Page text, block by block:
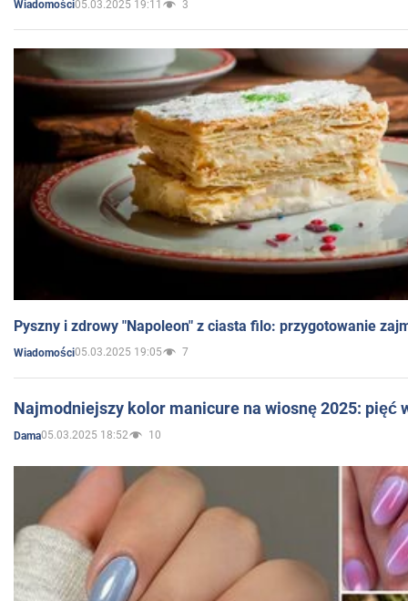
Wiadomości05.03.2025 19:11 3
Pyszny i zdrowy "Napoleon" z ciasta filo: przygotowanie
Wiadomości05.03.2025 19:05 7
Najmodniejszy kolor manicure na wiosnę 2025: pięć
Dama05.03.2025 18:52 10